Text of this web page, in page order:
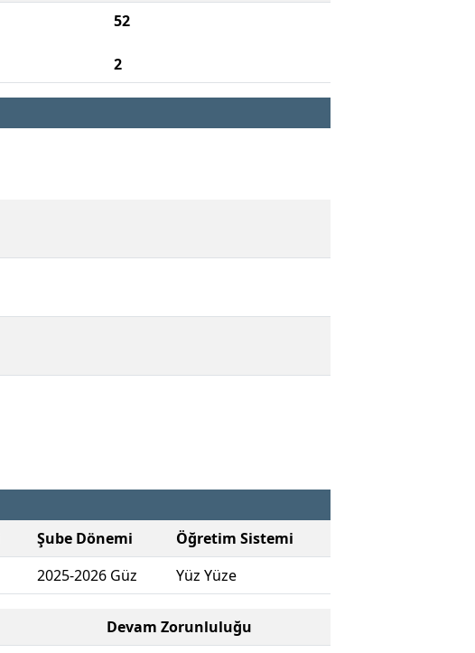
52
2
Şube Dönemi
Öğretim Sistemi
2025-2026 Güz Yüz Yüze
Devam Zorunluluğu